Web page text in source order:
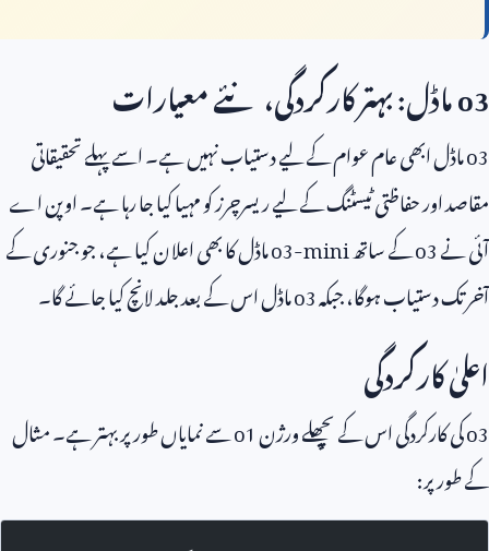
o3ماڈل: بہتر کارکردگی، نئے معیارات
o3ماڈل ابھی عام عوام کے لیے دستیاب نہیں ہے۔ اسے پہلے تحقیقاتی
مقاصد اور حفاظتی ٹیسٹنگ کے لیے ریسرچرز کو مہیا کیا جا رہا ہے۔ اوپن اے
آئی نےo3کے ساتھo3-miniماڈل کا بھی اعلان کیا ہے، جو جنوری کے
آخر تک دستیاب ہوگا، جبکہo3ماڈل اس کے بعد جلد لانچ کیا جائے گا۔
اعلیٰ کارکردگی
o3کی کارکردگی اس کے پچھلے ورژنo1سے نمایاں طور پر بہتر ہے۔ مثال
کے طور پر: